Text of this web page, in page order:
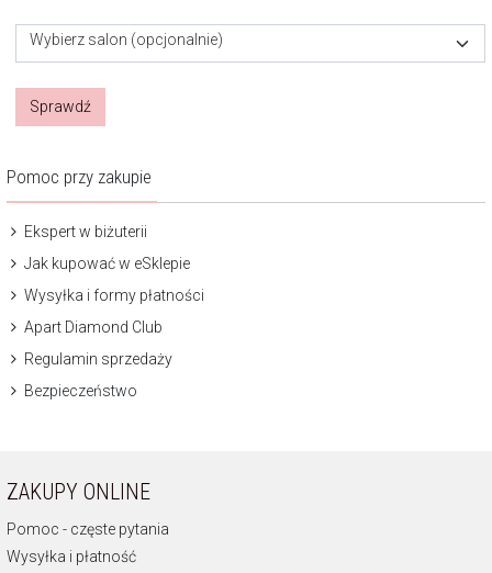
Wybierz salon (opcjonalnie)
Sprawdź
Pomoc przy zakupie
Ekspert w biżuterii
Jak kupować w eSklepie
Wysyłka i formy płatności
Apart Diamond Club
Regulamin sprzedaży
Bezpieczeństwo
ZAKUPY ONLINE
Pomoc - częste pytania
Wysyłka i płatność